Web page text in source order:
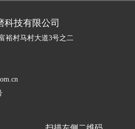
技有限公司
裕村马村大道3号之二